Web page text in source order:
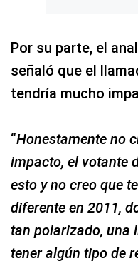
Por su parte, el
señaló que el
tendría mucho
“Honestamente no
impacto, el votante
esto y no creo que
diferente en 2011,
tan polarizado, una
tener algún tipo de